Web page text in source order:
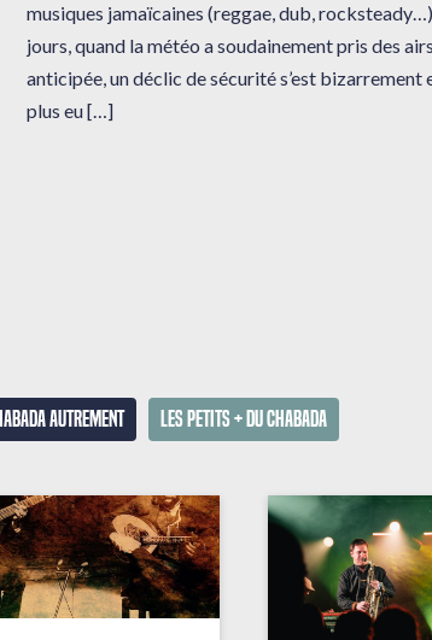
musiques jamaïcaines (reggae, dub,
jours, quand la météo a soudainement pris des
anticipée, un déclic de sécurité s’est bizarrement
plus eu […]
autrement Les petits + du Chabada